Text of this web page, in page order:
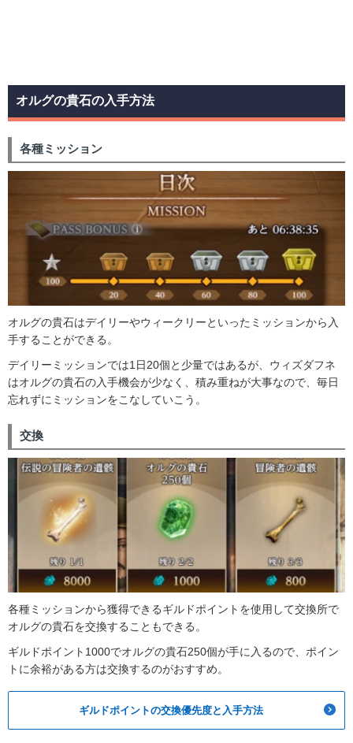
オルグの貴石の入手方法
各種ミッション
オルグの貴石はデイリーやウィークリーといったミッションから入
手することができる。
デイリーミッションでは1日20個と少量ではあるが、ウィズダフネ
はオルグの貴石の入手機会が少なく、積み重ねが大事なので、毎日
忘れずにミッションをこなしていこう。
交換
各種ミッションから獲得できるギルドポイントを使用して交換所で
オルグの貴石を交換することもできる。
ギルドポイント1000でオルグの貴石250個が手に入るので、ポイン
トに余裕がある方は交換するのがおすすめ。
ギルドポイントの交換優先度と入手方法